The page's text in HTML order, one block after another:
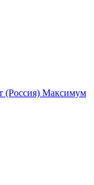
(Россия) Максимум